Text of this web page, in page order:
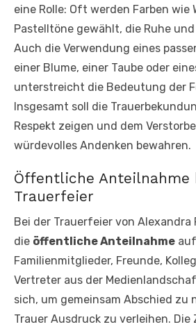
eine Rolle: Oft werden Farben wie
Pastelltöne gewählt, die Ruhe
Auch die Verwendung eines
einer Blume, einer Taube oder
unterstreicht die Bedeutung der
Insgesamt soll die
Respekt zeigen und dem
würdevolles Andenken bewahren.
Öffentliche Anteilnahme
Trauerfeier
Bei der Trauerfeier von
die öffentliche Anteilnahme
Familienmitglieder, Freunde,
Vertreter aus der
sich, um gemeinsam Abschied zu
Trauer Ausdruck zu verleihen. Die